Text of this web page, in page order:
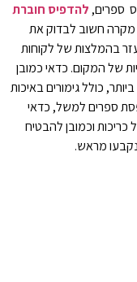
ספרים, להדפיס חוברת
מקרה חשוב לבדוק את
בהמלצות של לקוחות
של המקום. כדאי כמובן
כולל גימורים באיכות
ספרים למשל, כדאי
כריכות וכמובן להבטיח
מראש.